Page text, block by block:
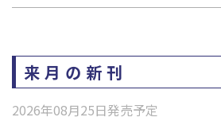
来月の新刊
2026年08月25日発売予定